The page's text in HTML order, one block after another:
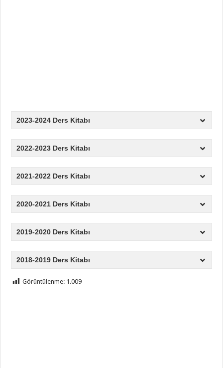
2023-2024 Ders Kitabı
2022-2023 Ders Kitabı
2021-2022 Ders Kitabı
2020-2021 Ders Kitabı
2019-2020 Ders Kitabı
2018-2019 Ders Kitabı
Görüntülenme: 1.009